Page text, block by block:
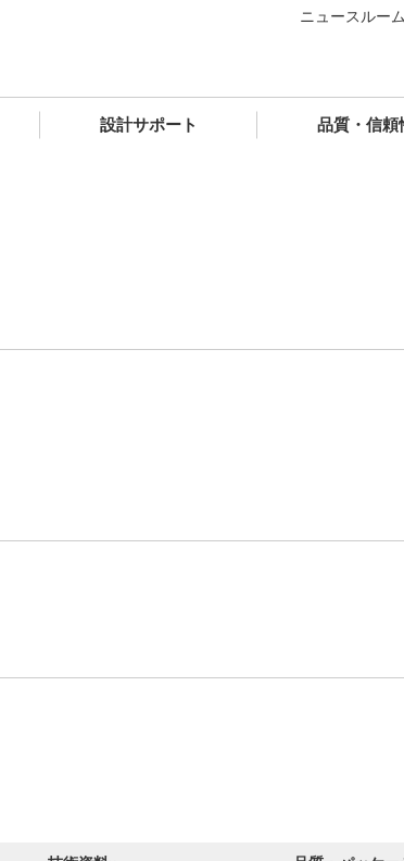
ニュースルーム
設計サポート 品質・信頼